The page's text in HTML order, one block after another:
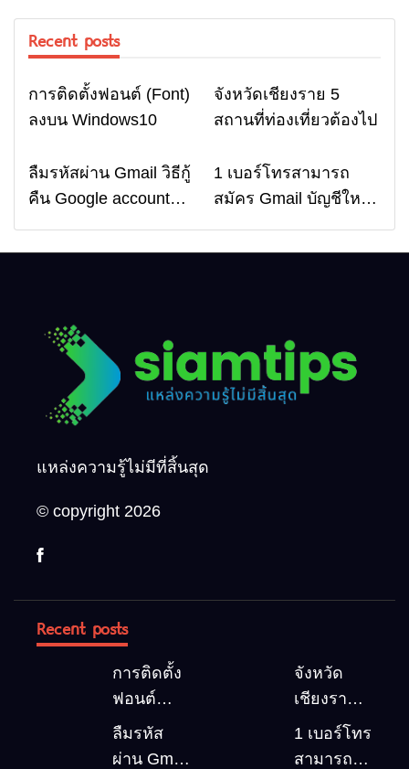
Recent posts
Computer
การติดตั้งฟอนต์ (Font)
ลงบน Windows10
Travel
จังหวัดเชียงราย 5
สถานที่ท่องเที่ยวต้องไป
Email
ลืมรหัสผ่าน Gmail วิธีกู้
คืน Google account
Email
1 เบอร์โทรสามารถ
สมัคร Gmail บัญชีใหม่
แหล่งความรู้ไม่มีที่สิ้นสุด
© copyright 2026
Recent posts
การติดตั้ง
ฟอนต์
(Font)
ลงบน
จังหวัด
เชียงราย 5
สถานที่
ลืมรหัส
ผ่าน Gmail
1 เบอร์โทร
สามารถ